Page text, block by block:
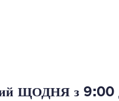
ЩОДНЯ з 9:00